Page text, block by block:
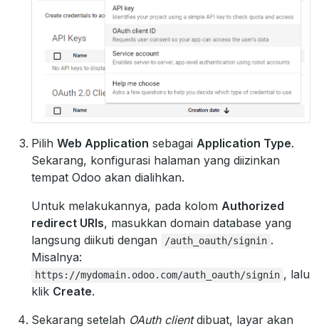
Pilih Web Application sebagai Application Type.
Sekarang, konfigurasi halaman yang diizinkan
tempat Odoo akan dialihkan.
Untuk melakukannya, pada kolom Authorized
redirect URIs, masukkan domain database yang
langsung diikuti dengan
/auth_oauth/signin .
Misalnya:
https://mydomain.odoo.com/auth_oauth/signin , lalu
klik Create.
Sekarang setelah OAuth clientdibuat, layar akan